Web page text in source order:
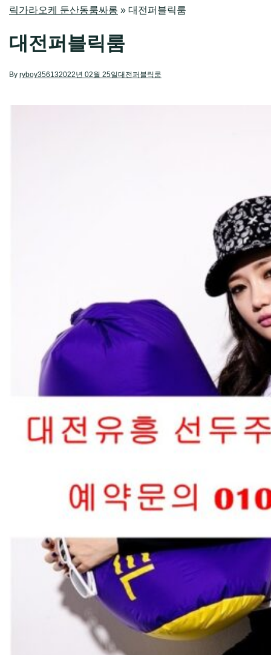
릭가라오케 둔산동룸싸롱 » 대전퍼블릭룸
대전퍼블릭룸
By ryboy356132022년 02월 25일대전퍼블릭룸